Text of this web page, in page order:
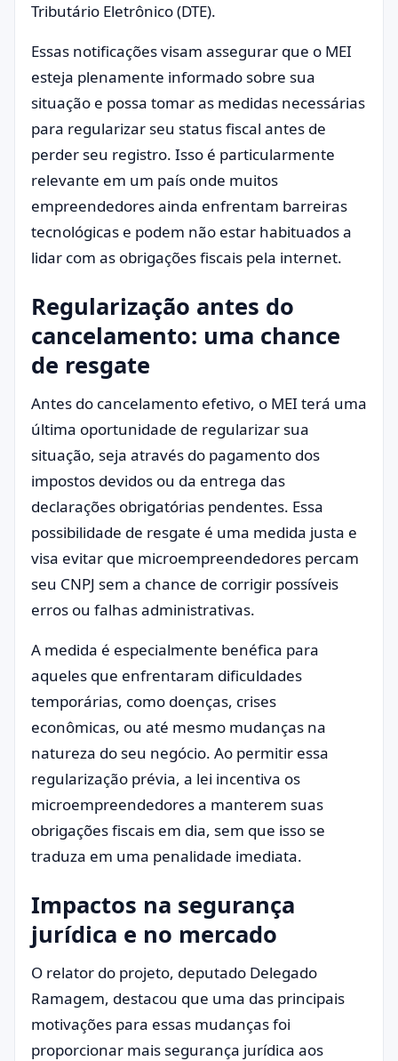
Tributário Eletrônico (DTE).
Essas notificações visam assegurar que o MEI
esteja plenamente informado sobre sua
situação e possa tomar as medidas necessárias
para regularizar seu status fiscal antes de
perder seu registro. Isso é particularmente
relevante em um país onde muitos
empreendedores ainda enfrentam barreiras
tecnológicas e podem não estar habituados a
lidar com as obrigações fiscais pela internet.
Regularização antes do
cancelamento: uma chance
de resgate
Antes do cancelamento efetivo, o MEI terá uma
última oportunidade de regularizar sua
situação, seja através do pagamento dos
impostos devidos ou da entrega das
declarações obrigatórias pendentes. Essa
possibilidade de resgate é uma medida justa e
visa evitar que microempreendedores percam
seu CNPJ sem a chance de corrigir possíveis
erros ou falhas administrativas.
A medida é especialmente benéfica para
aqueles que enfrentaram dificuldades
temporárias, como doenças, crises
econômicas, ou até mesmo mudanças na
natureza do seu negócio. Ao permitir essa
regularização prévia, a lei incentiva os
microempreendedores a manterem suas
obrigações fiscais em dia, sem que isso se
traduza em uma penalidade imediata.
Impactos na segurança
jurídica e no mercado
O relator do projeto, deputado Delegado
Ramagem, destacou que uma das principais
motivações para essas mudanças foi
proporcionar mais segurança jurídica aos